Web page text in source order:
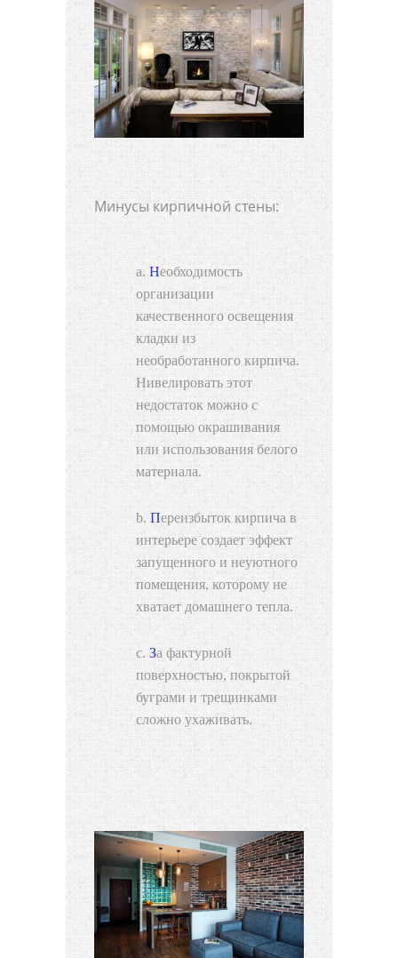
Минусы кирпичной стены:
Необходимость
организации
качественного освещения
кладки из
необработанного кирпича.
Нивелировать этот
недостаток можно с
помощью окрашивания
или использования белого
материала.
Переизбыток кирпича в
интерьере создает эффект
запущенного и неуютного
помещения, которому не
хватает домашнего тепла.
За фактурной
поверхностью, покрытой
буграми и трещинками
сложно ухаживать.